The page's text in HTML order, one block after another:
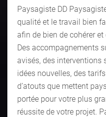
Paysagiste DD
qualité et le travail bien
afin de bien de cohérer
Des accompagnements
avisés, des interventions
idées nouvelles, des
d’atouts que mettent
portée pour votre plus
réussite de votre projet.